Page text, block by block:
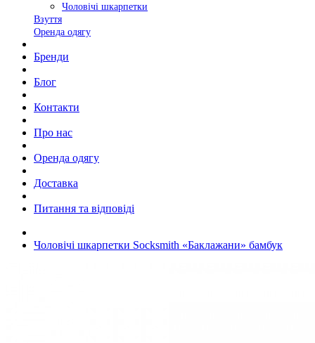
Чоловічі шкарпетки
Взуття
Оренда одягу
Бренди
Блог
Контакти
Про нас
Оренда одягу
Доставка
Питання та відповіді
Чоловічі шкарпетки Socksmith «Баклажани» бамбук